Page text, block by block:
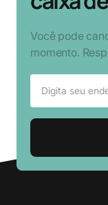
Você pode
momento.